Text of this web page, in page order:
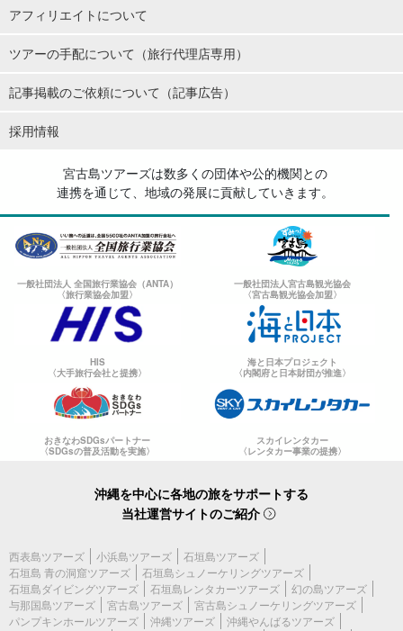
アフィリエイトについて
ツアーの手配について（旅行代理店専用）
記事掲載のご依頼について（記事広告）
採用情報
宮古島ツアーズは数多くの団体や公的機関との
連携を通じて、地域の発展に貢献していきます。
一般社団法人 全国旅行業協会（ANTA）
〈旅行業協会加盟〉
一般社団法人宮古島観光協会
〈宮古島観光協会加盟〉
HIS
〈大手旅行会社と提携〉
海と日本プロジェクト
〈内閣府と日本財団が推進〉
おきなわSDGsパートナー
〈SDGsの普及活動を実施〉
スカイレンタカー
〈レンタカー事業の提携〉
沖縄を中心に各地の旅をサポートする
当社運営サイトのご紹介
西表島ツアーズ 小浜島ツアーズ
石垣島ツアーズ
石垣島 青の洞窟ツアーズ
石垣島シュノーケリングツアーズ
石垣島ダイビングツアーズ
石垣島レンタカーツアーズ
幻の島ツアーズ
与那国島ツアーズ
宮古島ツアーズ
宮古島シュノーケリングツアーズ
パンプキンホールツアーズ
沖縄ツアーズ
沖縄やんばるツアーズ